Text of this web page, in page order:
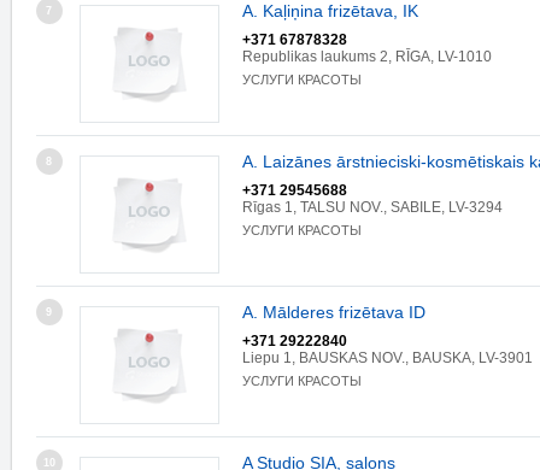
7 A. Kaļiņina frizētava, IK
+371 67878328
Republikas laukums 2, RĪGA, LV-1010
УСЛУГИ КРАСОТЫ
8 A. Laizānes ārstnieciski-kosmētiskais
+371 29545688
Rīgas 1, TALSU NOV., SABILE, LV-3294
УСЛУГИ КРАСОТЫ
9 A. Mālderes frizētava ID
+371 29222840
Liepu 1, BAUSKAS NOV., BAUSKA, LV-3901
УСЛУГИ КРАСОТЫ
10 A Studio SIA, salons